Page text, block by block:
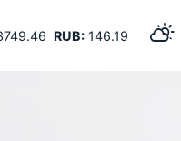
RUB:146.19